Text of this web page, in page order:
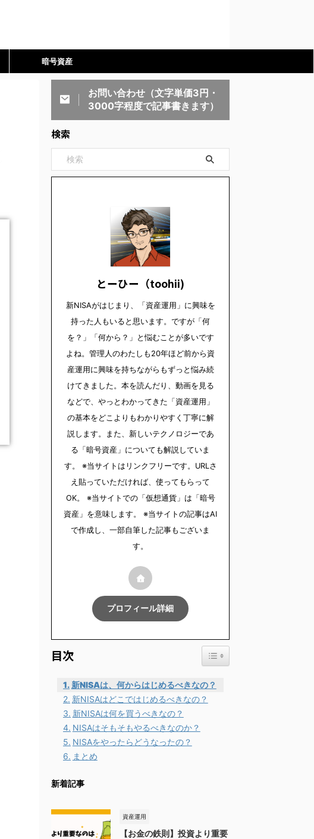
暗号資産
お問い合わせ（文字単価3円・
3000字程度で記事書きます）
検索
とーひー（toohii)
新NISAがはじまり、「資産運用」に興味を
持った人もいると思います。ですが「何
を？」「何から？」と悩むことが多いです
よね。管理人のわたしも20年ほど前から資
産運用に興味を持ちながらもずっと悩み続
けてきました。本を読んだり、動画を見る
などで、やっとわかってきた「資産運用」
の基本をどこよりもわかりやすく丁寧に解
説します。また、新しいテクノロジーであ
る「暗号資産」についても解説していま
す。 ※当サイトはリンクフリーです。URLさ
え貼っていただければ、使ってもらって
OK。 ※当サイトでの「仮想通貨」は「暗号
資産」を意味します。 ※当サイトの記事はAI
で作成し、一部自筆した記事もございま
す。
プロフィール詳細
目次 Toggle Table of Content
新NISAは、何からはじめるべきなの？
新NISAはどこではじめるべきなの？
新NISAは何を買うべきなの？
NISAはそもそもやるべきなのか？
NISAをやったらどうなったの？
まとめ
新着記事
資産運用
【お金の鉄則】投資より重要